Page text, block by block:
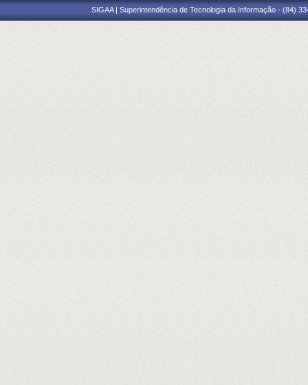
SIGAA | Superintendência de Tecnologia da Informação - (84)